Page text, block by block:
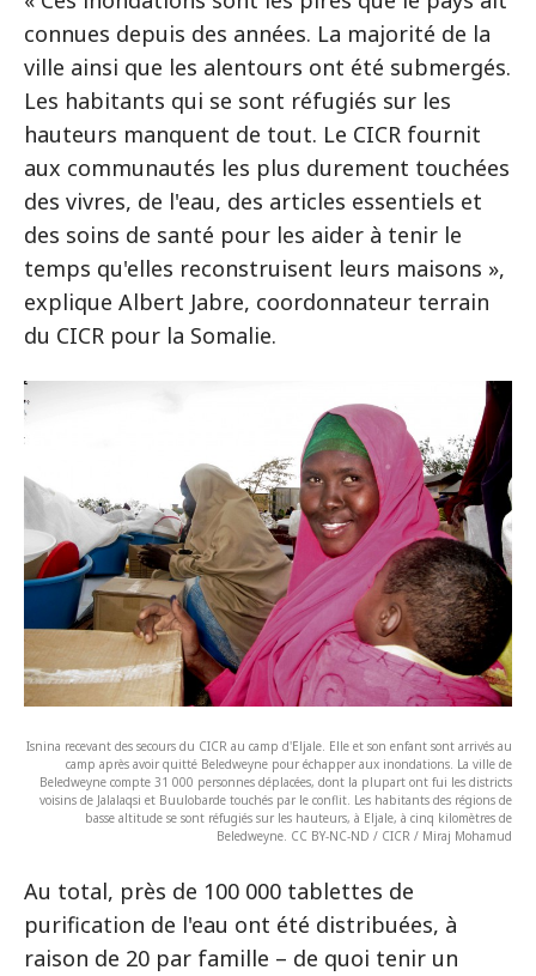
connues depuis des années. La majorité de la
ville ainsi que les alentours ont été submergés.
Les habitants qui se sont réfugiés sur les
hauteurs manquent de tout. Le CICR fournit
aux communautés les plus durement touchées
des vivres, de l'eau, des articles essentiels et
des soins de santé pour les aider à tenir le
temps qu'elles reconstruisent leurs maisons »,
explique Albert Jabre, coordonnateur terrain
du CICR pour la Somalie.
Isnina recevant des secours du CICR au camp d'Eljale. Elle et son enfant sont arrivés au
camp après avoir quitté Beledweyne pour échapper aux inondations. La ville de
Beledweyne compte 31 000 personnes déplacées, dont la plupart ont fui les districts
voisins de Jalalaqsi et Buulobarde touchés par le conflit. Les habitants des régions de
basse altitude se sont réfugiés sur les hauteurs, à Eljale, à cinq kilomètres de
Beledweyne. CC BY-NC-ND / CICR / Miraj Mohamud
Au total, près de 100 000 tablettes de
purification de l'eau ont été distribuées, à
raison de 20 par famille – de quoi tenir un